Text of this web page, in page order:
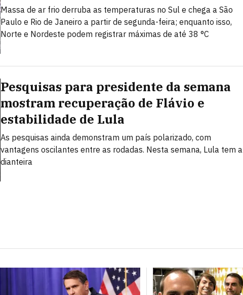
Massa de ar frio derruba as temperaturas no Sul e chega a São
Paulo e Rio de Janeiro a partir de segunda-feira; enquanto isso,
Norte e Nordeste podem registrar máximas de até 38 °C
Pesquisas para presidente da semana
mostram recuperação de Flávio e
estabilidade de Lula
As pesquisas ainda demonstram um país polarizado, com
vantagens oscilantes entre as rodadas. Nesta semana, Lula tem a
dianteira